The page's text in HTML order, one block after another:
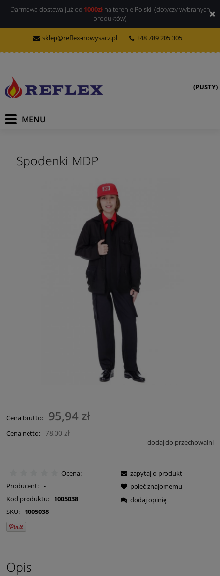
Darmowa dostawa już od 1000złna terenie Polski! (dotyczy wybranych
produktów)
sklep@reflex-nowysacz.pl +48 789 205 305
(PUSTY)
Spodenki MDP
Cena brutto: 95,94 zł
Cena netto: 78,00 zł
dodaj do przechowalni
Ocena:
Producent: -
Kod produktu:
1005038
SKU:
1005038
zapytaj o produkt
poleć znajomemu
dodaj opinię
Opis